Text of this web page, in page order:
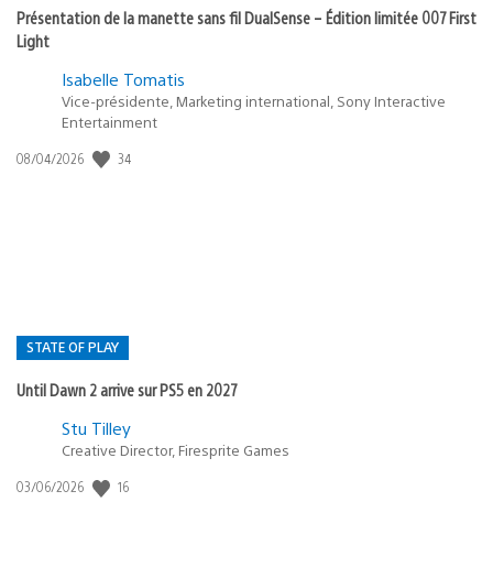
Présentation de la manette sans fil DualSense – Édition limitée 007 First
Light
Isabelle Tomatis
Vice-présidente, Marketing international, Sony Interactive
Entertainment
Date
08/04/2026 34
STATE OF PLAY
Until Dawn 2 arrive sur PS5 en 2027
Postée
:
Stu Tilley
Creative Director, Firesprite Games
Date
03/06/2026 16